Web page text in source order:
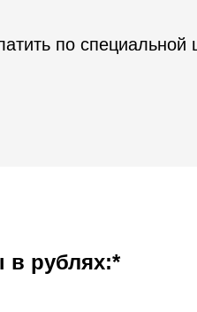
по специальной
в рублях:*